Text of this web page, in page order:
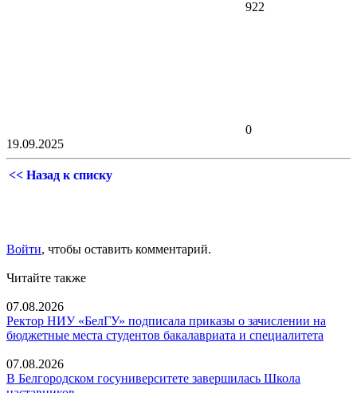
922
0
19.09.2025
<< Назад к списку
Войти, чтобы оставить комментарий.
Читайте также
07.08.2026
Ректор НИУ «БелГУ» подписала приказы о зачислении на
бюджетные места студентов бакалавриата и специалитета
07.08.2026
В Белгородском госуниверситете завершилась Школа